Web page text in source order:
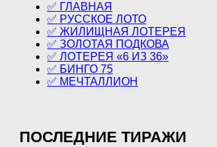
✅ ГЛАВНАЯ
✅ РУССКОЕ ЛОТО
✅ ЖИЛИЩНАЯ ЛОТЕРЕЯ
✅ ЗОЛОТАЯ ПОДКОВА
✅ ЛОТЕРЕЯ «6 ИЗ 36»
✅ БИНГО 75
✅ МЕЧТАЛЛИОН
ПОСЛЕДНИЕ ТИРАЖИ